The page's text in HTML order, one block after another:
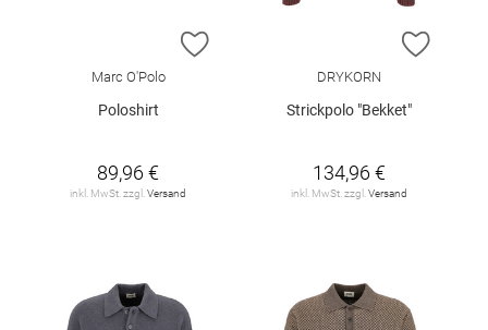
ZUR WUNSCHLISTE HINZUFÜGEN
Marc O'Polo
Poloshirt
89,96 €
inkl. MwSt. zzgl. Versand
ZUR
DRYKORN
Strickpolo "Bekket"
134,96 €
inkl. MwSt. zzgl. Versand